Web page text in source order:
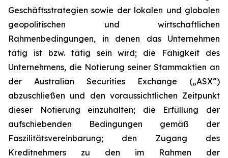
Geschäftsstrategien sowie der lokalen und globalen
geopolitischen und wirtschaftlichen
Rahmenbedingungen, in denen das Unternehmen
tätig ist bzw. tätig sein wird; die Fähigkeit des
Unternehmens, die Notierung seiner Stammaktien an
der Australian Securities Exchange („ASX“)
abzuschließen und den voraussichtlichen Zeitpunkt
dieser Notierung einzuhalten; die Erfüllung der
aufschiebenden Bedingungen gemäß der
Faszilitätsvereinbarung; den Zugang des
Kreditnehmers zu den im Rahmen der